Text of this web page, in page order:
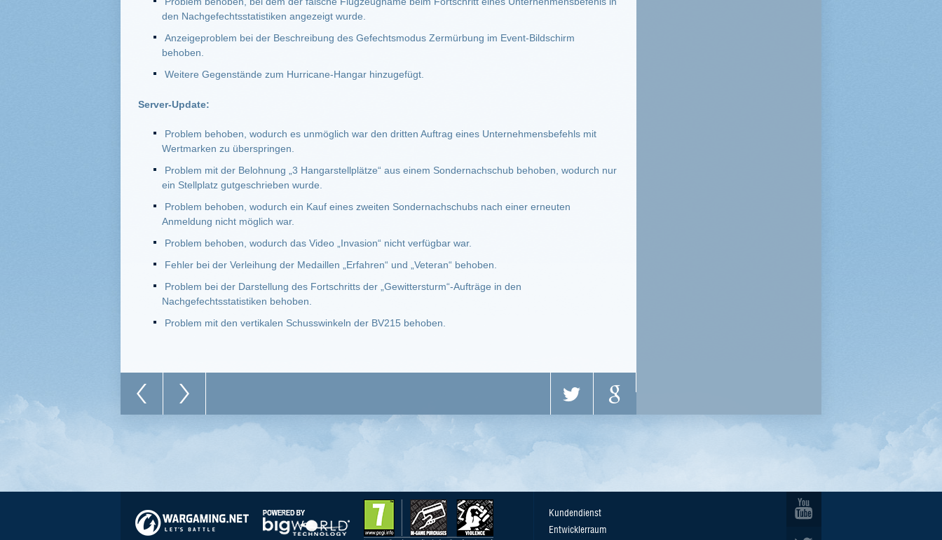
den Nachgefechtsstatistiken angezeigt wurde.
Anzeigeproblem bei der Beschreibung des Gefechtsmodus Zermürbung im Event-Bildschirm
behoben.
Weitere Gegenstände zum Hurricane-Hangar hinzugefügt.
Server-Update:
Problem behoben, wodurch es unmöglich war den dritten Auftrag eines Unternehmensbefehls mit
Wertmarken zu überspringen.
Problem mit der Belohnung „3 Hangarstellplätze“ aus einem Sondernachschub behoben, wodurch nur
ein Stellplatz gutgeschrieben wurde.
Problem behoben, wodurch ein Kauf eines zweiten Sondernachschubs nach einer erneuten
Anmeldung nicht möglich war.
Problem behoben, wodurch das Video „Invasion“ nicht verfügbar war.
Fehler bei der Verleihung der Medaillen „Erfahren“ und „Veteran“ behoben.
Problem bei der Darstellung des Fortschritts der „Gewittersturm“-Aufträge in den
Nachgefechtsstatistiken behoben.
Problem mit den vertikalen Schusswinkeln der BV215 behoben.
Kundendienst
Entwicklerraum